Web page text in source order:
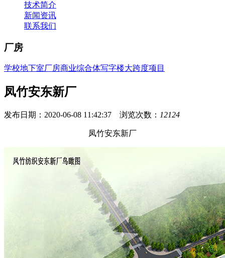
技术简介
新闻资讯
联系我们
厂房
学校地下室厂房商业综合体写字楼大跨度项目
凤竹安东新厂
发布日期：2020-06-08 11:42:37 浏览次数： 12124
凤竹安东新厂